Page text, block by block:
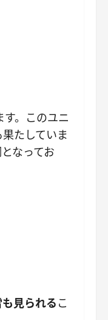
。このユニ
たしていま
なってお
見られる こ